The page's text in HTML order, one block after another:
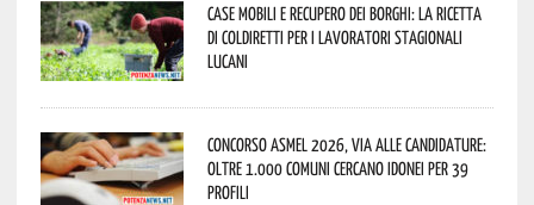
Case mobili e recupero dei borghi: la ricetta
di Coldiretti per i lavoratori stagionali
lucani
Concorso Asmel 2026, via alle candidature:
oltre 1.000 Comuni cercano idonei per 39
profili